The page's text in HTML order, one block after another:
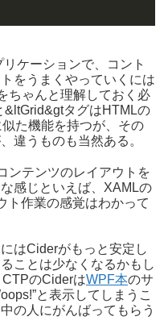
ケーションで、コント
をうまくやっていくには
ちゃんと理解しておく必
タグはHTMLの
た機能を持つが、その
違うものも当然ある。
ンテンツのレイアウトを
感じといえば、XAMLの
ト作業の感覚はわかって
はCiderがもっと安定し
ことは少なくなるかもし
のCiderはWPF本のサ
と表示してしまうこ
の人にがんばってもらう